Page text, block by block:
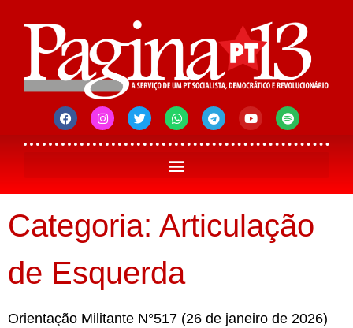
Categoria: Articulação
de Esquerda
Orientação Militante N°517 (26 de janeiro de 2026)